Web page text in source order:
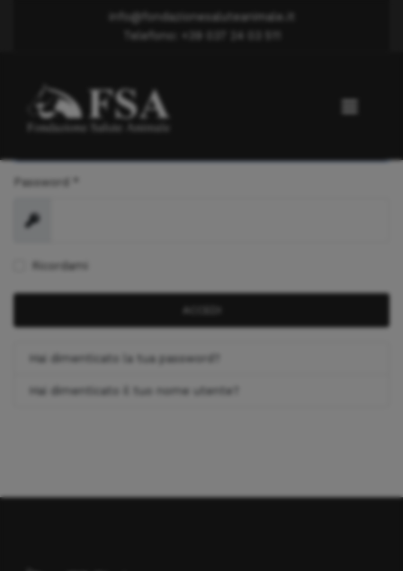
info@fondazionesaluteanimale.it
Telefono: +39 037 24 03 511
Nome utente *
Password
Mostra
Ricordami
Hai dimenticato la tua password?
Hai dimenticato il tuo nome utente?